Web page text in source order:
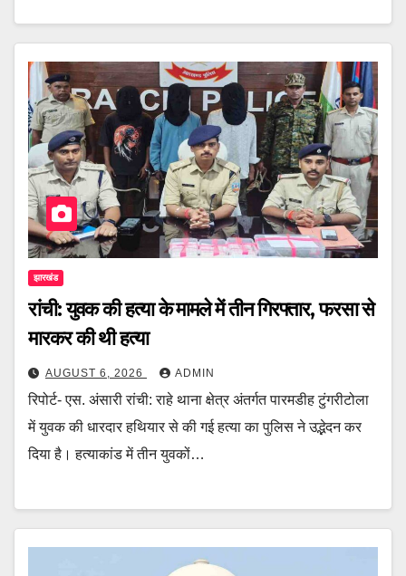
झारखंड
रांची: युवक की हत्या के मामले में तीन गिरफ्तार, फरसा से
मारकर की थी हत्या
AUGUST 6, 2026 ADMIN
रिपोर्ट- एस. अंसारी रांची: राहे थाना क्षेत्र अंतर्गत पारमडीह टुंगरीटोला
में युवक की धारदार हथियार से की गई हत्या का पुलिस ने उद्भेदन कर
दिया है। हत्याकांड में तीन युवकों…